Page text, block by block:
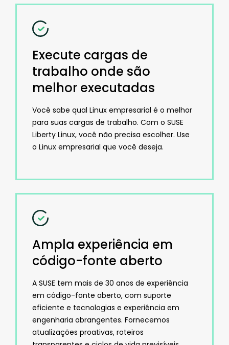
Execute cargas de
trabalho onde são
melhor executadas
Você sabe qual Linux empresarial é o melhor
para suas cargas de trabalho. Com o SUSE
Liberty Linux, você não precisa escolher. Use
o Linux empresarial que você deseja.
Ampla experiência em
código-fonte aberto
A SUSE tem mais de 30 anos de experiência
em código-fonte aberto, com suporte
eficiente e tecnologias e experiência em
engenharia abrangentes. Fornecemos
atualizações proativas, roteiros